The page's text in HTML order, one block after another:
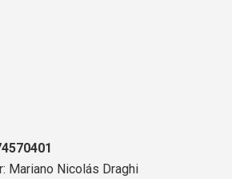
Mariano Nicolás Draghi